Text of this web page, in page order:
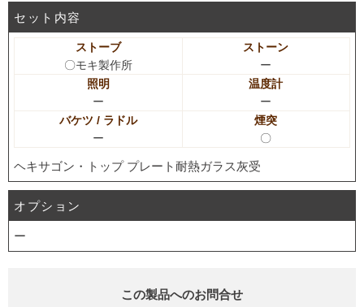
セット内容
ストーブ
〇モキ製作所
ストーン
ー
照明
ー
温度計
ー
バケツ / ラドル
ー
煙突
〇
ヘキサゴン・トップ プレート耐熱ガラス灰受
オプション
ー
この製品へのお問合せ